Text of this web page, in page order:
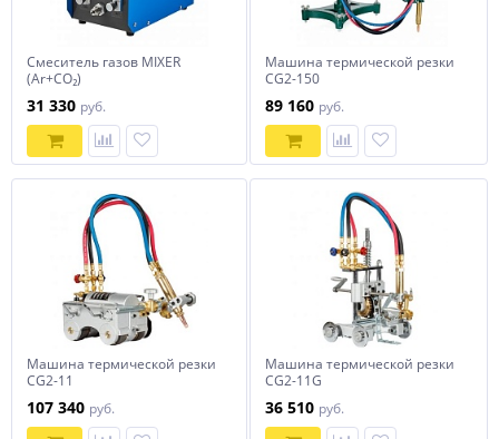
Смеситель газов MIXER
(Ar+CO₂)
31 330 руб.
Машина термической резки
CG2-150
89 160 руб.
Машина термической резки
CG2-11
107 340 руб.
Машина термической резки
CG2-11G
36 510 руб.